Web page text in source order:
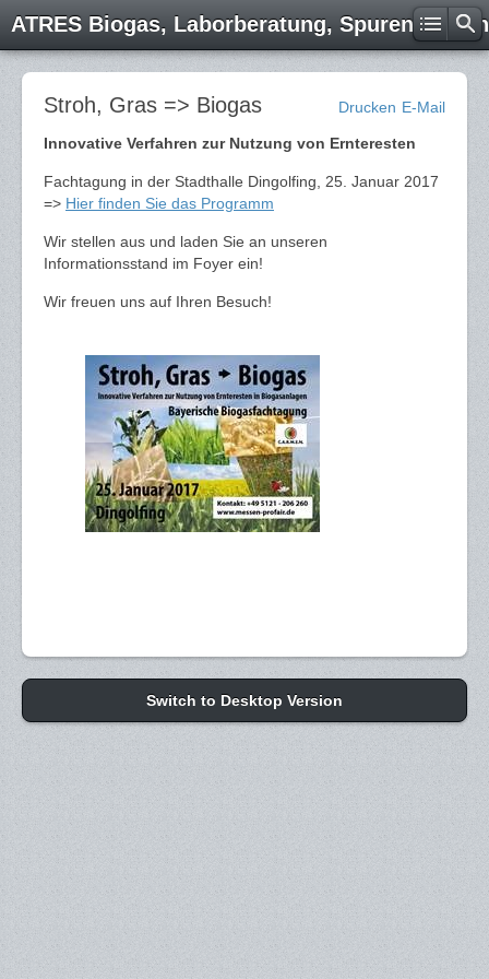
ATRES Biogas, Laborberatung,
E-Mail
Drucken
Stroh, Gras => Biogas
Innovative Verfahren zur Nutzung von Ernteresten
Fachtagung in der Stadthalle Dingolfing, 25. Januar 2017
=> Hier finden Sie das Programm
Wir stellen aus und laden Sie an unseren
Informationsstand im Foyer ein!
Wir freuen uns auf Ihren Besuch!
Switch to Desktop Version